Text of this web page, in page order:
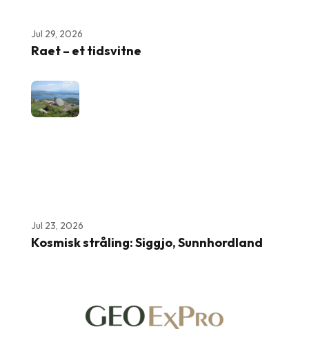
Jul 29, 2026
Raet – et tidsvitne
Jul 23, 2026
Kosmisk stråling: Siggjo, Sunnhordland